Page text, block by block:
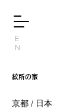
E
N
紋所の家
京都 / 日本